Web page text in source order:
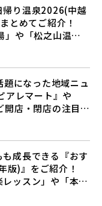
帰り温泉2026(中越
とめてご紹介！
」や「松之山温泉
を巡ろう♪
題になった地域ニュ
アレマート』や
開店・閉店の注目記
も成長できる『おす
版)』をご紹介！
レッスン」や「本格
い自分を見つけよ